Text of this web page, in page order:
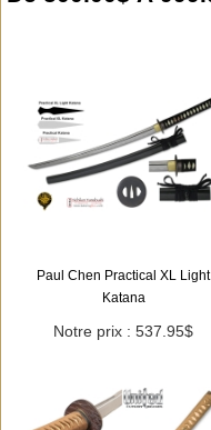
Paul Chen Practical XL Light
Katana
Notre prix : 537.95$